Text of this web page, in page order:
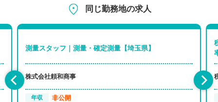
同じ勤務地の求人
測量スタッフ｜測量・確定測量【埼玉県】
株式会社頼和商事
年収 非公開